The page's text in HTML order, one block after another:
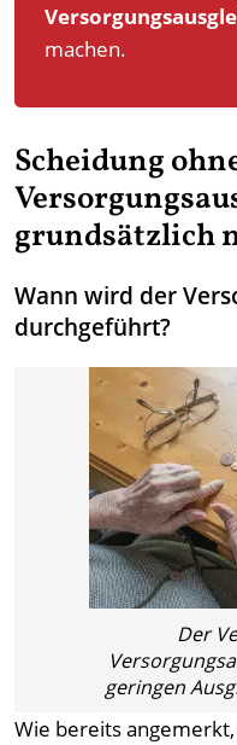
machen.
Scheidung
grundsätzlich
Wann wird der
durchgeführt?
Der
geringen
Wie bereits